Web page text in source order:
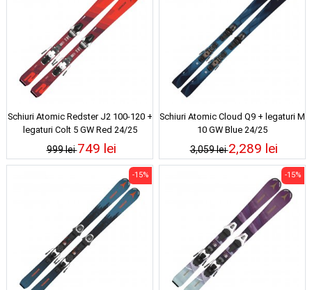
Schiuri Atomic Redster J2 100-120 +
legaturi Colt 5 GW Red 24/25
999 lei749 lei
Schiuri Atomic Cloud Q9 + legaturi M
10 GW Blue 24/25
3,059 lei2,289 lei
-15% -15%